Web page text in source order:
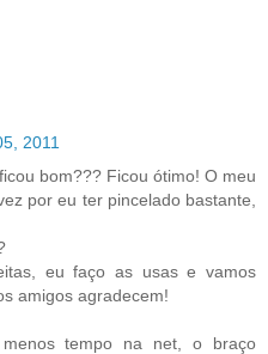
2011
bom??? Ficou ótimo! O meu
por eu ter pincelado bastante,
eu faço as usas e vamos
amigos agradecem!
tempo na net, o braço